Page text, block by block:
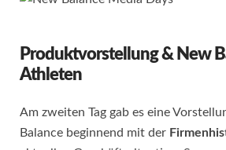
Produktvorstellung & New
Athleten
Am zweiten Tag gab es eine
Balance beginnend mit der